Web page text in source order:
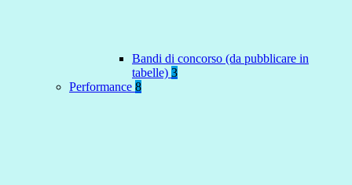
Bandi di concorso (da pubblicare in
tabelle) 3
Performance 8